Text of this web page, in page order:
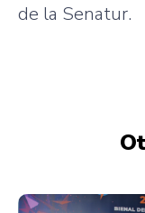
de la Senatur.